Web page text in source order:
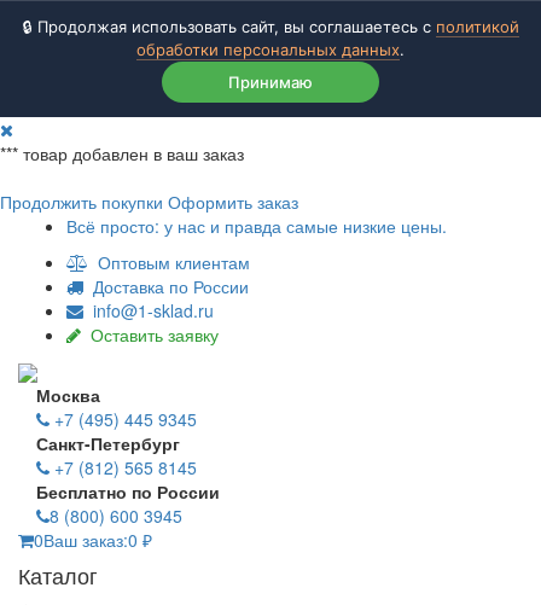
🔒 Продолжая использовать сайт, вы соглашаетесь с политикой
обработки персональных данных.
Принимаю
*** товар добавлен в ваш заказ
Продолжить покупки Оформить заказ
Всё просто: у нас и правда самые низкие цены.
Оптовым клиентам
Доставка по России
info@1-sklad.ru
Оставить заявку
Москва
+7 (495) 445 9345
Санкт-Петербург
+7 (812) 565 8145
Бесплатно по России
8 (800) 600 3945
0Ваш заказ:0 ₽
Каталог